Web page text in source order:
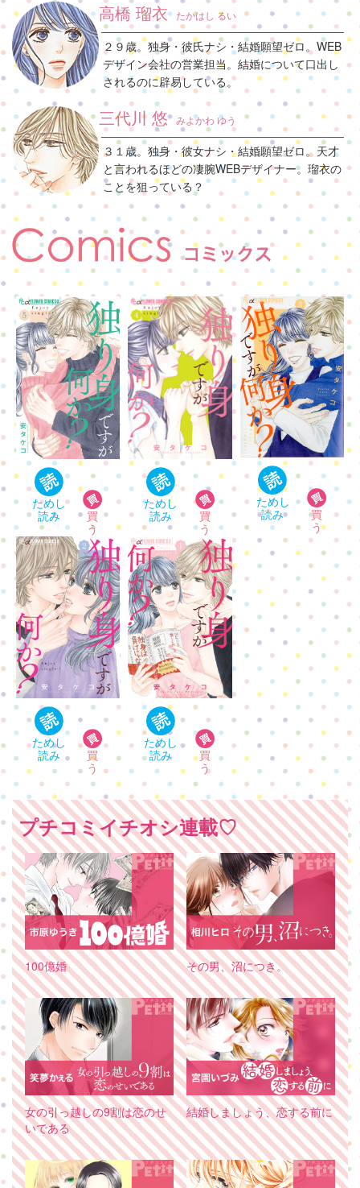
高橋 瑠衣 たかはし るい
２９歳。独身・彼氏ナシ・結婚願望ゼロ。WEB
デザイン会社の営業担当。結婚について口出し
されるのに辟易している。
三代川 悠 みよかわ ゆう
３１歳。独身・彼女ナシ・結婚願望ゼロ。天才
と言われるほどの凄腕WEBデザイナー。瑠衣の
ことを狙っている？
プチコミイチオシ連載♡
100億婚 その男、沼につき。
女の引っ越しの9割は恋のせ
いである
結婚しましょう、恋する前に